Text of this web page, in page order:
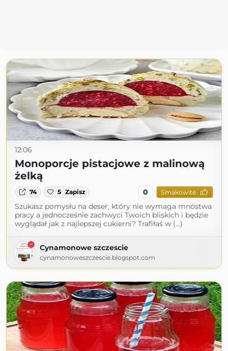
12:06
Monoporcje pistacjowe z malinową
żelką
74 5 Zapisz 0 Smakowite
Szukasz pomysłu na deser, który nie wymaga mnóstwa
pracy a jednocześnie zachwyci Twoich bliskich i będzie
wyglądał jak z najlepszej cukierni? Trafiłaś w (...)
Cynamonowe szczescie
cynamonoweszczescie.blogspot.com